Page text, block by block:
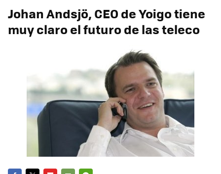
Johan Andsjö, CEO de Yoigo tiene
muy claro el futuro de las teleco